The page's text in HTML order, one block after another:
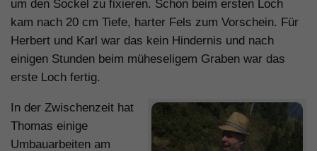
um den Sockel zu fixieren. Schon beim ersten Loch
kam nach 20 cm Tiefe, harter Fels zum Vorschein. Für
Herbert und Karl war das kein Hindernis und nach
einigen Stunden beim müheseligem Graben war das
erste Loch fertig.
In der Zwischenzeit hat
Thomas einige
Umbauarbeiten am